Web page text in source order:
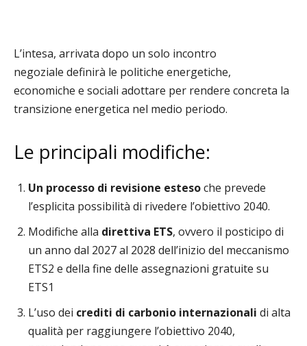
L’intesa, arrivata dopo un solo incontro
negoziale definirà le politiche energetiche,
economiche e sociali adottare per rendere concreta la
transizione energetica nel medio periodo.
Le principali modifiche:
Un processo di revisione estesoche prevede
l’esplicita possibilità di rivedere l’obiettivo 2040.
Modifiche alla direttiva ETS, ovvero il posticipo di
un anno dal 2027 al 2028 dell’inizio del meccanismo
ETS2 e della fine delle assegnazioni gratuite su
ETS1
L’uso dei crediti di carbonio internazionali di alta
qualità per raggiungere l’obiettivo 2040,